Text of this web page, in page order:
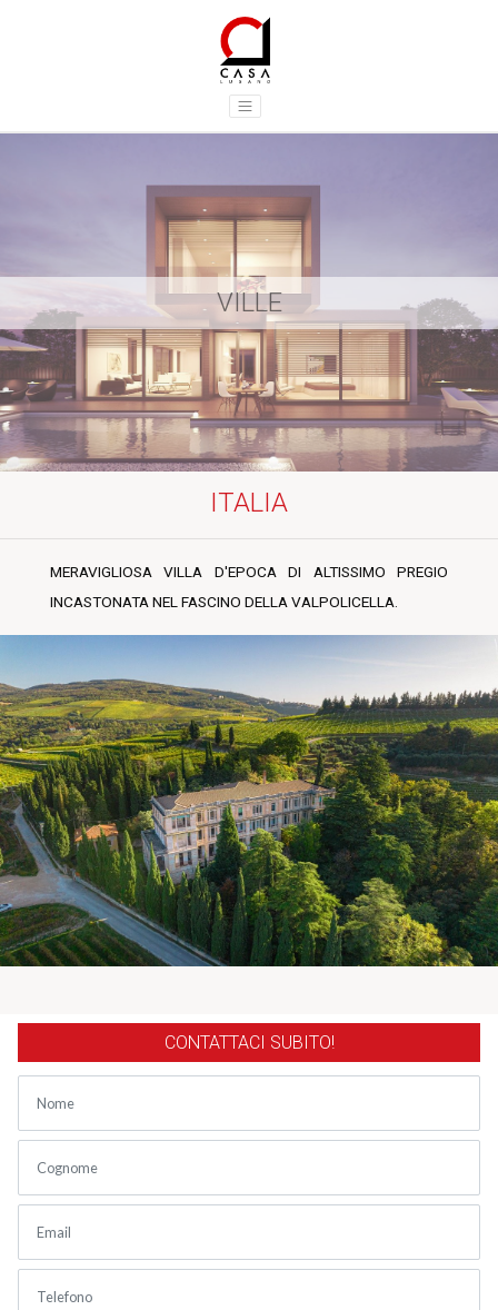
VILLE
ITALIA
MERAVIGLIOSA VILLA D'EPOCA DI ALTISSIMO PREGIO
INCASTONATA NEL FASCINO DELLA VALPOLICELLA.
CONTATTACI SUBITO!